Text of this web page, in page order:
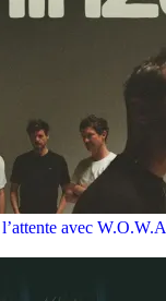
avec W.O.W.A